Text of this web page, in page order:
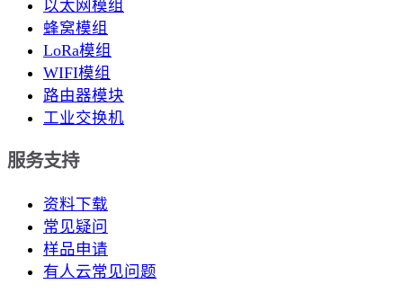
以太网模组
蜂窝模组
LoRa模组
WIFI模组
路由器模块
工业交换机
服务支持
资料下载
常见疑问
样品申请
有人云常见问题